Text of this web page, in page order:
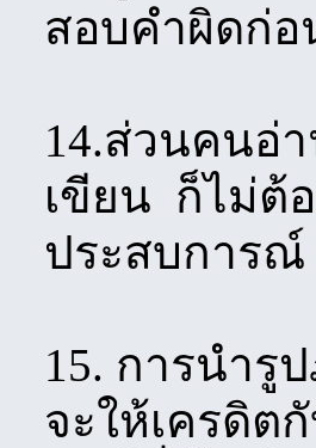
สอบคำผิดก่
14.ส่วนคนอ่
เขียน ก็ไม่ต้
ประสบการ
15. การนำรู
จะให้เครดิต